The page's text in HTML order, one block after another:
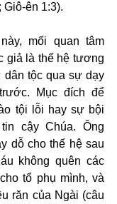
Giô-ên 1:3).
mối quan tâm
giả là thế hệ tương
dân tộc qua sự dạy
Mục đích để
tội lỗi hay sự bội
cậy Chúa. Ông
dỗ cho thế hệ sau
không quên các
tổ phụ mình, và
răn của Ngài (câu